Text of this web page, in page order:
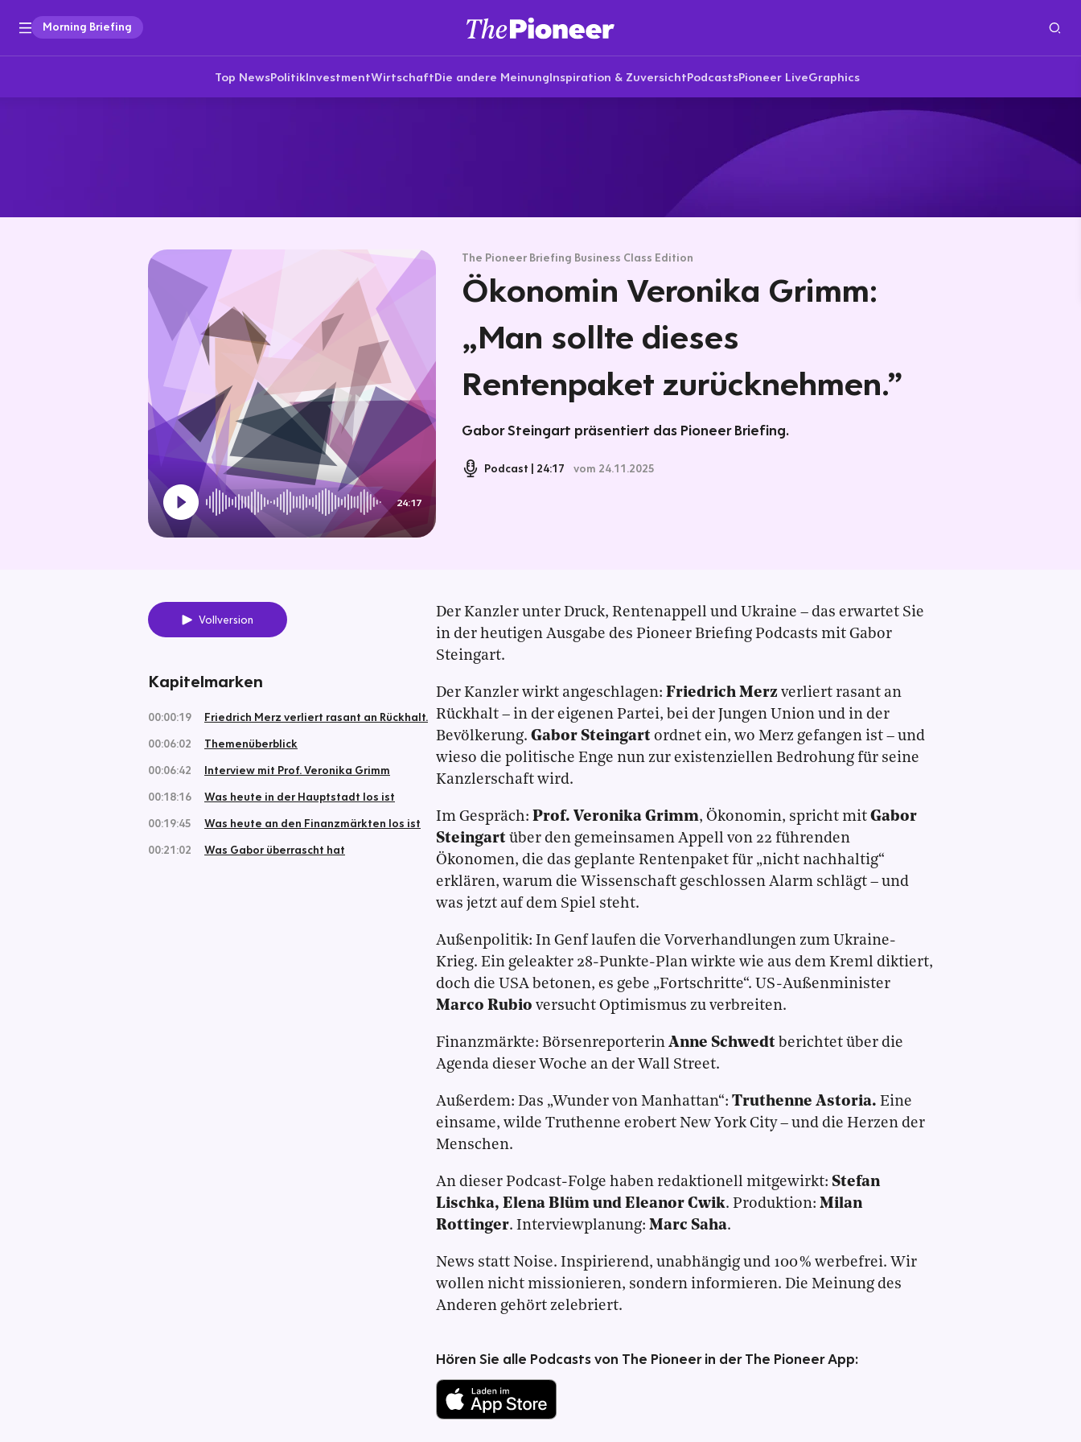
Morning Briefing
Top NewsPolitikInvestmentWirtschaftDie andere MeinungInspiration & ZuversichtPodcastsPioneer LiveGraphics
24:17
The Pioneer Briefing Business Class Edition
Ökonomin Veronika Grimm:
„Man sollte dieses
Rentenpaket zurücknehmen.”
Gabor Steingart präsentiert das Pioneer Briefing.
Podcast 24:17 vom 24.11.2025
Vollversion
Kapitelmarken
00:00:19
Friedrich Merz verliert rasant an Rückhalt.
00:06:02
Themenüberblick
00:06:42
Interview mit Prof. Veronika Grimm
00:18:16
Was heute in der Hauptstadt los ist
00:19:45
Was heute an den Finanzmärkten los ist
00:21:02
Was Gabor überrascht hat
Der Kanzler unter Druck, Rentenappell und Ukraine – das erwartet Sie
in der heutigen Ausgabe des Pioneer Briefing Podcasts mit Gabor
Steingart.
Der Kanzler wirkt angeschlagen: Friedrich Merz verliert rasant an
Rückhalt – in der eigenen Partei, bei der Jungen Union und in der
Bevölkerung. Gabor Steingart ordnet ein, wo Merz gefangen ist – und
wieso die politische Enge nun zur existenziellen Bedrohung für seine
Kanzlerschaft wird.
Im Gespräch: Prof. Veronika Grimm, Ökonomin, spricht mit Gabor
Steingart über den gemeinsamen Appell von 22 führenden
Ökonomen, die das geplante Rentenpaket für „nicht nachhaltig“
erklären, warum die Wissenschaft geschlossen Alarm schlägt – und
was jetzt auf dem Spiel steht.
Außenpolitik: In Genf laufen die Vorverhandlungen zum Ukraine-
Krieg. Ein geleakter 28-Punkte-Plan wirkte wie aus dem Kreml diktiert,
doch die USA betonen, es gebe „Fortschritte“. US-Außenminister
Marco Rubio versucht Optimismus zu verbreiten.
Finanzmärkte: Börsenreporterin Anne Schwedt berichtet über die
Agenda dieser Woche an der Wall Street.
Außerdem: Das „Wunder von Manhattan“: Truthenne Astoria. Eine
einsame, wilde Truthenne erobert New York City – und die Herzen der
Menschen.
An dieser Podcast-Folge haben redaktionell mitgewirkt: Stefan
Lischka, Elena Blüm und Eleanor Cwik. Produktion: Milan
Rottinger. Interviewplanung: Marc Saha.
News statt Noise. Inspirierend, unabhängig und 100 % werbefrei. Wir
wollen nicht missionieren, sondern informieren. Die Meinung des
Anderen gehört zelebriert.
Hören Sie alle Podcasts von The Pioneer in der The Pioneer App: